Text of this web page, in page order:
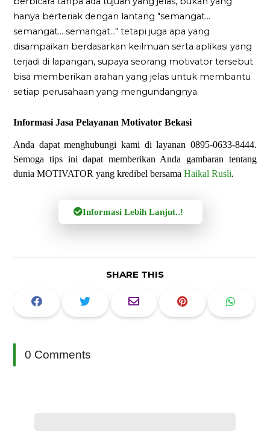
hanya berteriak dengan lantang "semangat...
semangat... semangat..." tetapi juga apa yang
disampaikan berdasarkan keilmuan serta aplikasi yang
terjadi di lapangan, supaya seorang motivator tersebut
bisa memberikan arahan yang jelas untuk membantu
setiap perusahaan yang mengundangnya.
Informasi Jasa Pelayanan Motivator Bekasi
Anda dapat menghubungi kami di layanan 0895-0633-8444.
Semoga tips ini dapat memberikan Anda gambaran tentang
dunia MOTIVATOR yang kredibel bersamaHaikal Rusli.
Informasi Lebih Lanjut..!
SHARE THIS
0 Comments